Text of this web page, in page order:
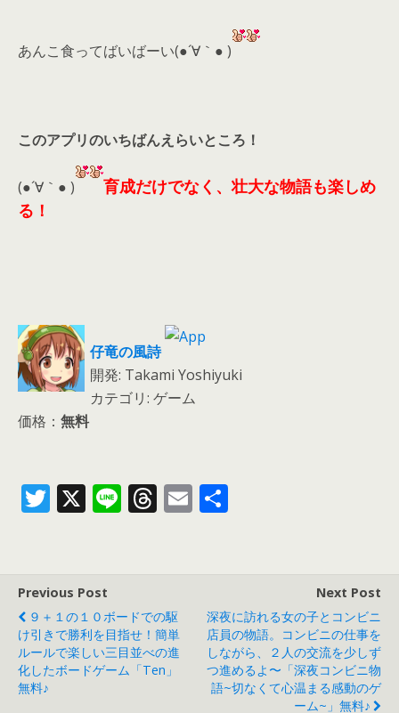
あんこ食ってばいばーい(●´∀｀● )
このアプリのいちばんえらいところ！
(●´∀｀● )
育成だけでなく、壮大な物語も楽しめ
る！
仔竜の風詩
開発: Takami Yoshiyuki
カテゴリ: ゲーム
価格： 無料
T
er
X Li T
d
s
E
Previous Post
９＋１の１０ボードでの駆
け引きで勝利を目指せ！簡単
ルールで楽しい三目並べの進
化したボードゲーム「Ten」
無料♪
Next Post
深夜に訪れる女の子とコンビニ
店員の物語。コンビニの仕事を
しながら、２人の交流を少しず
つ進めるよ〜「深夜コンビニ物
語~切なくて心温まる感動のゲ
ーム~」無料♪